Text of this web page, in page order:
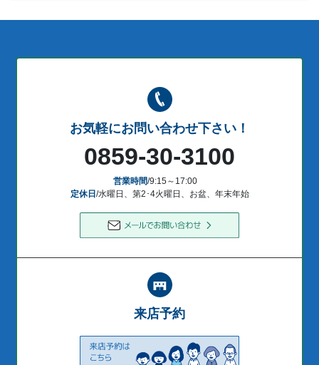
お気軽にお問い合わせ下さい！
0859-30-3100
営業時間/9:15～17:00
定休日 /水曜日、第2･4火曜日、お盆、年末年始
来店予約